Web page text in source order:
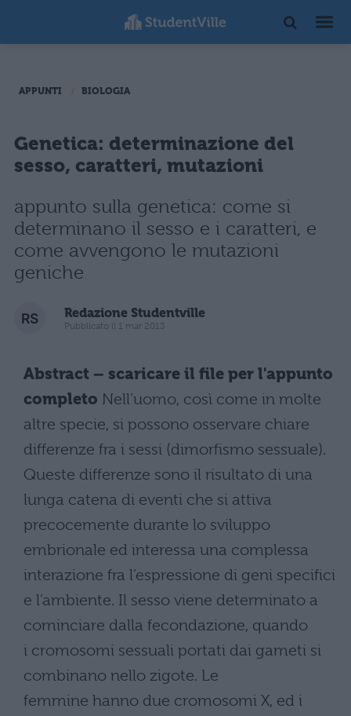
APPUNTI BIOLOGIA
Genetica: determinazione del
sesso, caratteri, mutazioni
appunto sulla genetica: come si
determinano il sesso e i caratteri, e
come avvengono le mutazioni
geniche
Redazione Studentville
Pubblicato il 1 mar 2013
Abstract – scaricare il file per l'appunto
completo Nell’uomo, così come in molte
altre specie, si possono osservare chiare
differenze fra i sessi (dimorfismo sessuale).
Queste differenze sono il risultato di una
lunga catena di eventi che si attiva
precocemente durante lo sviluppo
embrionale ed interessa una complessa
interazione fra l’espressione di geni specifici
e l’ambiente. Il sesso viene determinato a
cominciare dalla fecondazione, quando
i cromosomi sessuali portati dai gameti si
combinano nello zigote. Le
femmine hanno due cromosomi X, ed i